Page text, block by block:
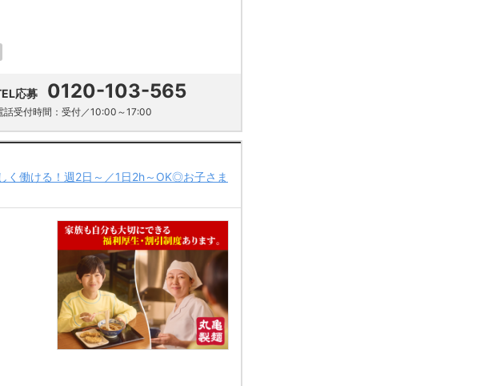
応募 0120-103-565
話受付時間：受付／10:00～17:00
働ける！週2日～／1日2h～OK◎お子さま